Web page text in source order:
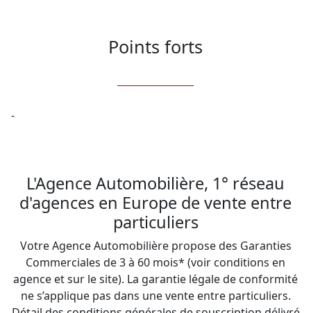
Points forts
L'Agence Automobilière, 1° réseau
d'agences en Europe de vente entre
particuliers
Votre Agence Automobilière propose des Garanties
Commerciales de 3 à 60 mois* (voir conditions en
agence et sur le site). La garantie légale de conformité
ne s’applique pas dans une vente entre particuliers.